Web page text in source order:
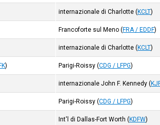
internazionale di Charlotte (KCLT)
Francoforte sul Meno (FRA / EDDF)
internazionale di Charlotte (KCLT)
) Parigi-Roissy (CDG / LFPG)
internazionale John F. Kennedy (
Parigi-Roissy (CDG / LFPG)
Int'l di Dallas-Fort Worth (KDFW)